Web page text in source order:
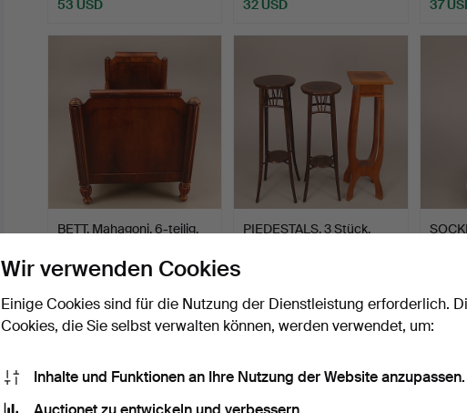
53 USD 32 USD 37
BETT, Mahagoni, 6-teilig,
Beendet 1. Jun 2017
32 USD
PIEDESTALS, 3 Stück,
32 USD 74
Wir verwenden Cookies
Einige Cookies sind für die Nutzung der Dienstleistung erforderlich.
Cookies, die Sie selbst verwalten können, werden verwendet, um:
Inhalte und Funktionen an Ihre Nutzung der Website anzupassen.